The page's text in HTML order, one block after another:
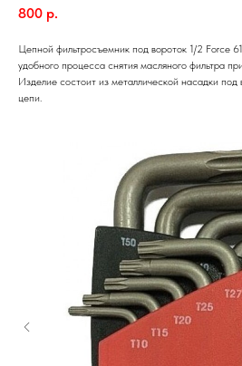
800 р.
Цепной фильтросъемник под вороток 1/2 Force
удобного процесса снятия масляного фильтра
Изделие состоит из металлической насадки
цепи.